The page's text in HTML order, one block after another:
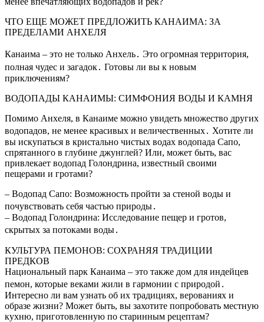
ЧТО ЕЩЕ МОЖЕТ ПРЕДЛОЖИТЬ КАНАИМА: ЗА
ПРЕДЕЛАМИ АНХЕЛЯ
Канаима – это не только Анхель․ Это огромная территория,
полная чудес и загадок․ Готовы ли вы к новым
приключениям?
ВОДОПАДЫ КАНАИМЫ: СИМФОНИЯ ВОДЫ И КАМНЯ
Помимо Анхеля, в Канаиме можно увидеть множество других
водопадов, не менее красивых и величественных․ Хотите ли
вы искупаться в кристально чистых водах водопада Сапо,
спрятанного в глубине джунглей? Или, может быть, вас
привлекает водопад Голондрина, известный своими
пещерами и гротами?
– Водопад Сапо: Возможность пройти за стеной воды и
почувствовать себя частью природы․
– Водопад Голондрина: Исследование пещер и гротов,
скрытых за потоками воды․
КУЛЬТУРА ПЕМОНОВ: СОХРАНЯЯ ТРАДИЦИИ
ПРЕДКОВ
Национальный парк Канаима – это также дом для индейцев
пемон, которые веками жили в гармонии с природой․
Интересно ли вам узнать об их традициях, верованиях и
образе жизни? Может быть, вы захотите попробовать местную
кухню, приготовленную по старинным рецептам?